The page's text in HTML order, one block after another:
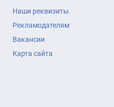
Наши реквизиты
Рекламодателям
Вакансии
Карта сайта